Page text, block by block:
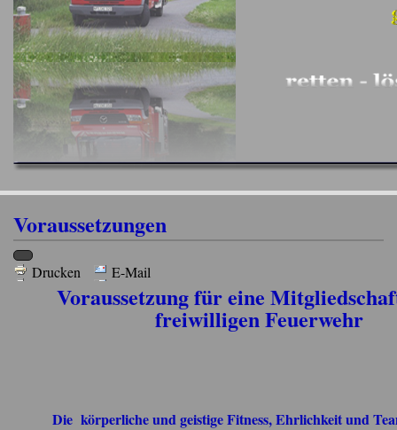
Voraussetzungen
Drucken E-Mail
Voraussetzung für eine
freiwilligen Feuerwehr
Die körperliche und geistige Fitness, Ehrlichkeit und